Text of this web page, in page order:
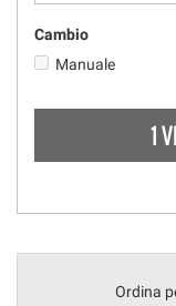
Cambio
Manuale
1
Ordina